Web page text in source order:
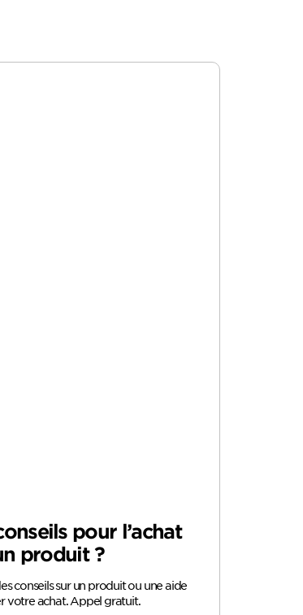
pour l’achat
produit ?
conseils sur un produit ou une aide
votre achat. Appel gratuit.